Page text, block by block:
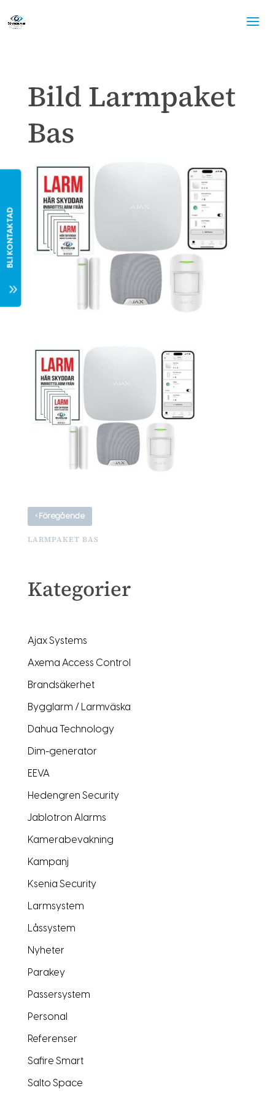
Bild Larmpaket
Bas
‹Föregående
LARMPAKET BAS
Kategorier
Ajax Systems
Axema Access Control
Brandsäkerhet
Bygglarm / Larmväska
Dahua Technology
Dim-generator
EEVA
Hedengren Security
Jablotron Alarms
Kamerabevakning
Kampanj
Ksenia Security
Larmsystem
Låssystem
Nyheter
Parakey
Passersystem
Personal
Referenser
Safire Smart
Salto Space
7
BLI KONTAKTAD